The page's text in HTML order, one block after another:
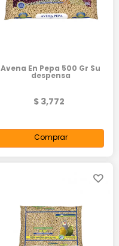
Avena En Pepa 500 Gr Su
despensa
$ 3,772
Comprar